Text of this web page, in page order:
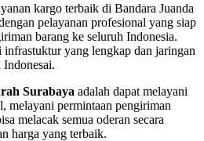
kargo terbaik di Bandara Juanda
pelayanan profesional yang siap
barang ke seluruh Indonesia.
yang lengkap dan jaringan
Surabaya adalah dapat melayani
melayani permintaan pengiriman
melacak semua oderan secara
harga yang terbaik.